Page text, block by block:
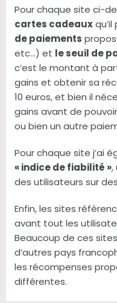
Pour chaque site ci-
cartes cadeaux
de paiements
etc…) et le seuil de
c’est le montant à
gains et obtenir sa
10 euros, et bien il
gains avant de
ou bien un autre
Pour chaque site j’ai
« indice de fiabilité »,
des utilisateurs sur
Enfin, les sites
avant tout les
Beaucoup de ces
d’autres pays
les récompenses
différentes.